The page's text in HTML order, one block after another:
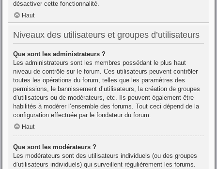
désactiver cette fonctionnalité.
Haut
Niveaux des utilisateurs et groupes d’utilisateurs
Que sont les administrateurs ?
Les administrateurs sont les membres possédant le plus haut
niveau de contrôle sur le forum. Ces utilisateurs peuvent contrôler
toutes les opérations du forum, telles que les paramètres des
permissions, le bannissement d’utilisateurs, la création de groupes
d’utilisateurs ou de modérateurs, etc. Ils peuvent également être
habilités à modérer l’ensemble des forums. Tout ceci dépend de la
configuration effectuée par le fondateur du forum.
Haut
Que sont les modérateurs ?
Les modérateurs sont des utilisateurs individuels (ou des groupes
d’utilisateurs individuels) qui surveillent régulièrement les forums.